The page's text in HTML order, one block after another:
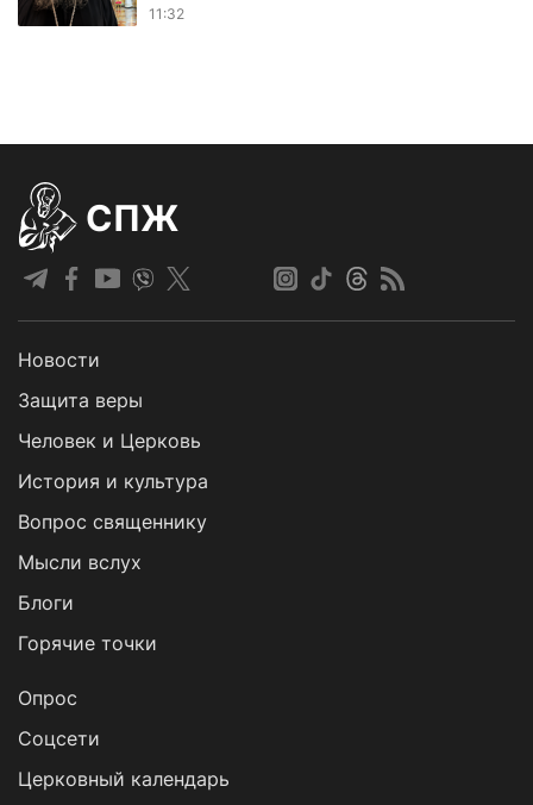
11:32
СПЖ
Новости
Защита веры
Человек и Церковь
История и культура
Вопрос священнику
Мысли вслух
Блоги
Горячие точки
Опрос
Cоцсети
Церковный календарь